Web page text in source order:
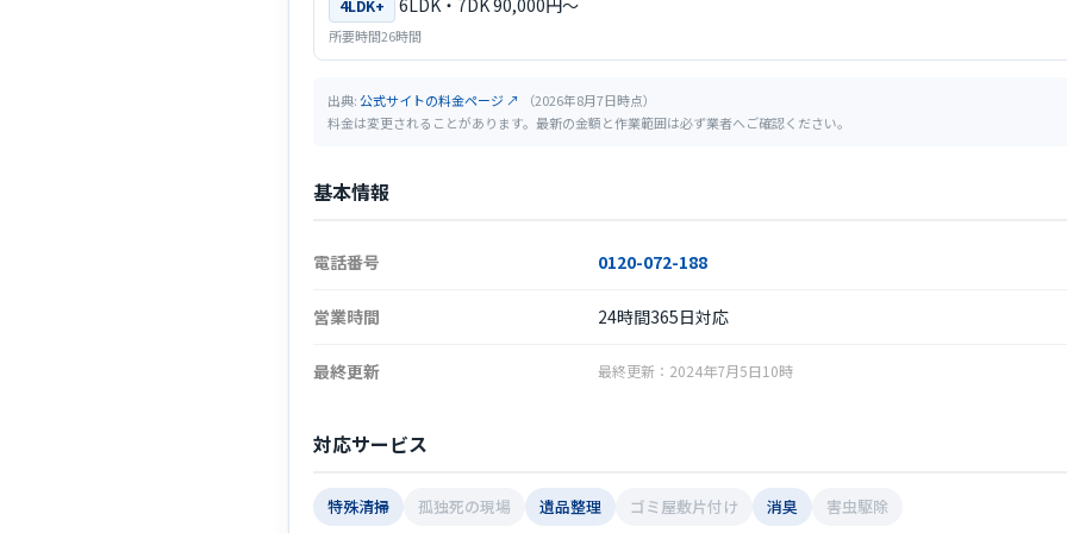
4LDK+ 6LDK・7DK 90,000円～
所要時間26時間
出典:公式サイトの料金ページ ↗
（2026年8月7日時点）
料金は変更されることがあります。最新の金額と作業範囲は必ず業者へご確認ください。
基本情報
電話番号 0120-072-188
営業時間 24時間365日対応
最終更新 最終更新：2024年7月5日10時
対応サービス
特殊清掃 孤独死の現場 遺品整理 ゴミ屋敷片付け 消臭 害虫駆除